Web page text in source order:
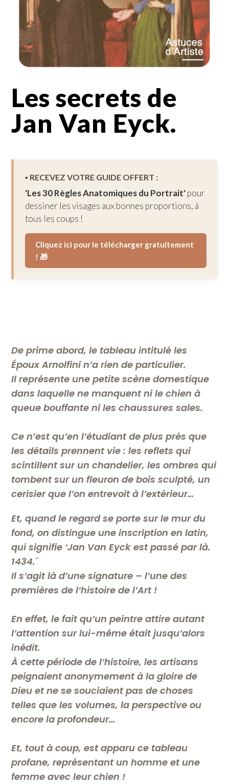
Les secrets de
Jan Van Eyck.
▪︎ RECEVEZ VOTRE GUIDE OFFERT :
'Les 30 Règles Anatomiques du Portrait'pour
dessiner les visages aux bonnes proportions, à
tous les coups !
Cliquez ici pour le télécharger gratuitement
! 🎁
De prime abord, le tableau intitulé les
Époux Arnolfini n’a rien de particulier.
Il représente une petite scène domestique
dans laquelle ne manquent ni le chien à
queue bouffante ni les chaussures sales.
Ce n’est qu’en l’étudiant de plus près que
les détails prennent vie : les reflets qui
scintillent sur un chandelier, les ombres qui
tombent sur un fleuron de bois sculpté, un
cerisier que l’on entrevoit à l’extérieur…
Et, quand le regard se porte sur le mur du
fond, on distingue une inscription en latin,
qui signifie ‘Jan Van Eyck est passé par là.
1434.´
Il s’agit là d’une signature – l’une des
premières de l’histoire de l’Art !
En effet, le fait qu’un peintre attire autant
l’attention sur lui-même était jusqu’alors
inédit.
À cette période de l’histoire, les artisans
peignaient anonymement à la gloire de
Dieu et ne se souciaient pas de choses
telles que les volumes, la perspective ou
encore la profondeur…
Et, tout à coup, est apparu ce tableau
profane, représentant un homme et une
femme avec leur chien !